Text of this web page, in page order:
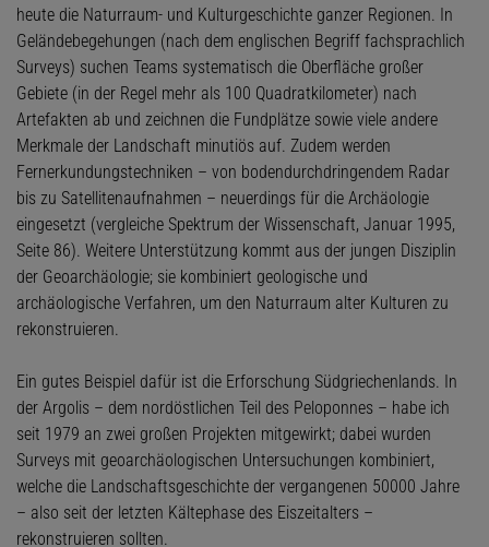
heute die Naturraum- und Kulturgeschichte ganzer Regionen. In
Geländebegehungen (nach dem englischen Begriff fachsprachlich
Surveys) suchen Teams systematisch die Oberfläche großer
Gebiete (in der Regel mehr als 100 Quadratkilometer) nach
Artefakten ab und zeichnen die Fundplätze sowie viele andere
Merkmale der Landschaft minutiös auf. Zudem werden
Fernerkundungstechniken – von bodendurchdringendem Radar
bis zu Satellitenaufnahmen – neuerdings für die Archäologie
eingesetzt (vergleiche Spektrum der Wissenschaft, Januar 1995,
Seite 86). Weitere Unterstützung kommt aus der jungen Disziplin
der Geoarchäologie; sie kombiniert geologische und
archäologische Verfahren, um den Naturraum alter Kulturen zu
rekonstruieren.
Ein gutes Beispiel dafür ist die Erforschung Südgriechenlands. In
der Argolis – dem nordöstlichen Teil des Peloponnes – habe ich
seit 1979 an zwei großen Projekten mitgewirkt; dabei wurden
Surveys mit geoarchäologischen Untersuchungen kombiniert,
welche die Landschaftsgeschichte der vergangenen 50000 Jahre
– also seit der letzten Kältephase des Eiszeitalters –
rekonstruieren sollten.